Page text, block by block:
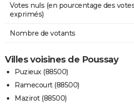
Votes nuls (en pourcentage des
exprimés)
Nombre de votants
Villes voisines de Poussay
Puzieux (88500)
Ramecourt (88500)
Mazirot (88500)